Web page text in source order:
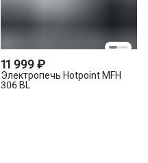
11 999 ₽
Электропечь Hotpoint MFH
306 BL